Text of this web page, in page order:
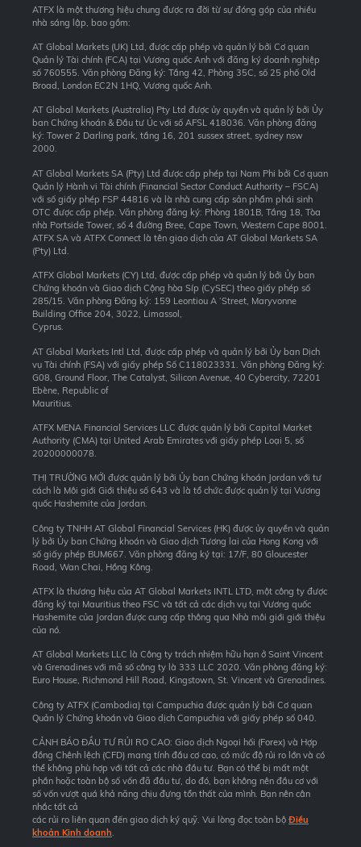
ATFX là một thương hiệu chung được ra đời từ sự đóng góp của nhiều
nhà sáng lập, bao gồm:
AT Global Markets (UK) Ltd, được cấp phép và quản lý bởi Cơ quan
Quản lý Tài chính (FCA) tại Vương quốc Anh với đăng ký doanh nghiệp
số 760555. Văn phòng Đăng ký: Tầng 42, Phòng 35C, số 25 phố Old
Broad, London EC2N 1HQ, Vương quốc Anh.
AT Global Markets (Australia) Pty Ltd được ủy quyền và quản lý bởi Ủy
ban Chứng khoán & Đầu tư Úc với số AFSL 418036. Văn phòng đăng
ký: Tower 2 Darling park, tầng 16, 201 sussex street, sydney nsw
2000.
AT Global Markets SA (Pty) Ltd được cấp phép tại Nam Phi bởi Cơ quan
Quản lý Hành vi Tài chính (Financial Sector Conduct Authority – FSCA)
với số giấy phép FSP 44816 và là nhà cung cấp sản phẩm phái sinh
OTC được cấp phép. Văn phòng đăng ký: Phòng 1801B, Tầng 18, Tòa
nhà Portside Tower, số 4 đường Bree, Cape Town, Western Cape 8001.
ATFX SA và ATFX Connect là tên giao dịch của AT Global Markets SA
(Pty) Ltd.
ATFX Global Markets (CY) Ltd, được cấp phép và quản lý bởi Ủy ban
Chứng khoán và Giao dịch Cộng hòa Síp (CySEC) theo giấy phép số
285/15. Văn phòng Đăng ký: 159 Leontiou A ‘Street, Maryvonne
Building Office 204, 3022, Limassol,
Cyprus.
AT Global Markets Intl Ltd, được cấp phép và quản lý bởi Ủy ban Dịch
vụ Tài chính (FSA) với giấy phép Số C118023331. Văn phòng Đăng ký:
G08, Ground Floor, The Catalyst, Silicon Avenue, 40 Cybercity, 72201
Ebène, Republic of
Mauritius.
ATFX MENA Financial Services LLC được quản lý bởi Capital Market
Authority (CMA) tại United Arab Emirates với giấy phép Loại 5, số
20200000078.
THỊ TRƯỜNG MỚI được quản lý bởi Ủy ban Chứng khoán Jordan với tư
cách là Môi giới Giới thiệu số 643 và là tổ chức được quản lý tại Vương
quốc Hashemite của Jordan.
Công ty TNHH AT Global Financial Services (HK) được ủy quyền và quản
lý bởi Ủy ban Chứng khoán và Giao dịch Tương lai của Hong Kong với
số giấy phép BUM667. Văn phòng đăng ký tại: 17/F, 80 Gloucester
Road, Wan Chai, Hồng Kông.
ATFX là thương hiệu của AT Global Markets INTL LTD, một công ty được
đăng ký tại Mauritius theo FSC và tất cả các dịch vụ tại Vương quốc
Hashemite của Jordan được cung cấp thông qua Nhà môi giới giới thiệu
của nó.
AT Global Markets LLC là Công ty trách nhiệm hữu hạn ở Saint Vincent
và Grenadines với mã số công ty là 333 LLC 2020. Văn phòng đăng ký:
Euro House, Richmond Hill Road, Kingstown, St. Vincent và Grenadines.
Công ty ATFX (Cambodia) tại Campuchia được quản lý bởi Cơ quan
Quản lý Chứng khoán và Giao dịch Campuchia với giấy phép số 040.
CẢNH BÁO ĐẦU TƯ RỦI RO CAO: Giao dịch Ngoại hối (Forex) và Hợp
đồng Chênh lệch (CFD) mang tính đầu cơ cao, có mức độ rủi ro lớn và có
thể không phù hợp với tất cả các nhà đầu tư. Bạn có thể bị mất một
phần hoặc toàn bộ số vốn đã đầu tư, do đó, bạn không nên đầu cơ với
số vốn vượt quá khả năng chịu đựng tổn thất của mình. Bạn nên cân
nhắc tất cả
các rủi ro liên quan đến giao dịch ký quỹ. Vui lòng đọc toàn bộ Điều
khoản Kinh doanh.